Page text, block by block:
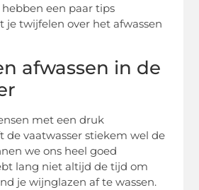
een paar tips
je twijfelen over het afwassen
afwassen in de
met een druk
de vaatwasser stiekem wel de
we ons heel goed
lang niet altijd de tijd om
je wijnglazen af te wassen.